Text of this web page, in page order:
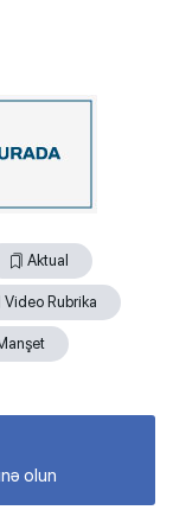
Aktual
Video Rubrika
olun